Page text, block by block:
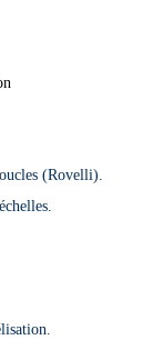
(Rovelli).